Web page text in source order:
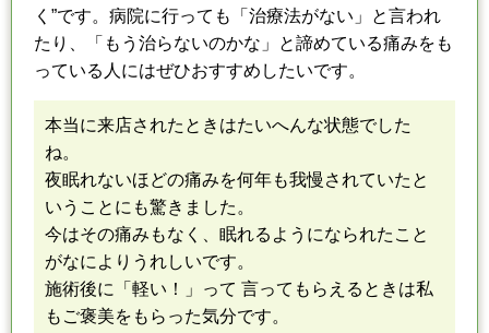
く”です。 病院に行っても「治療法がない」と言われ
たり、「もう治らないのかな」と諦めている痛みをも
っている人にはぜひおすすめしたいです。
本当に来店されたときはたいへんな状態でした
ね。
夜眠れないほどの痛みを何年も我慢されていたと
いうことにも驚きました。
今はその痛みもなく、眠れるようになられたこと
がなによりうれしいです。
施術後に「軽い！」って 言ってもらえるときは私
もご褒美をもらった気分です。